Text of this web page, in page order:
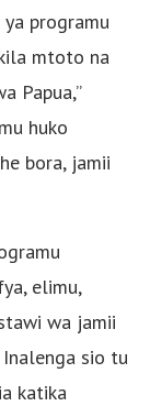
programu
mtoto na
Papua,”
huko
bora, jamii
elimu,
wa jamii
sio tu
katika